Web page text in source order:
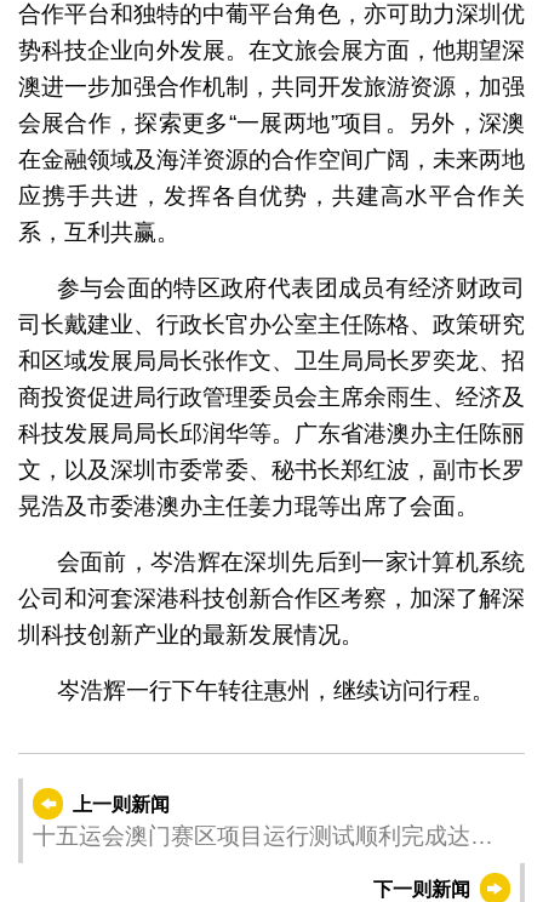
合作平台和独特的中葡平台角色，亦可助力深圳优
势科技企业向外发展。在文旅会展方面，他期望深
澳进一步加强合作机制，共同开发旅游资源，加强
会展合作，探索更多“一展两地”项目。另外，深澳
在金融领域及海洋资源的合作空间广阔，未来两地
应携手共进，发挥各自优势，共建高水平合作关
系，互利共赢。
参与会面的特区政府代表团成员有经济财政司
司长戴建业、行政长官办公室主任陈格、政策研究
和区域发展局局长张作文、卫生局局长罗奕龙、招
商投资促进局行政管理委员会主席余雨生、经济及
科技发展局局长邱润华等。广东省港澳办主任陈丽
文，以及深圳市委常委、秘书长郑红波，副市长罗
晃浩及市委港澳办主任姜力琨等出席了会面。
会面前，岑浩辉在深圳先后到一家计算机系统
公司和河套深港科技创新合作区考察，加深了解深
圳科技创新产业的最新发展情况。
岑浩辉一行下午转往惠州，继续访问行程。
上一则新闻
十五运会澳门赛区项目运行测试顺利完成达预
下一则新闻